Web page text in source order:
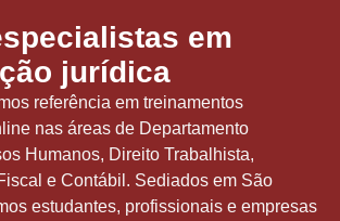
em
jurídica
referência em treinamentos
nas áreas de Departamento
Humanos, Direito Trabalhista,
e Contábil. Sediados em São
estudantes, profissionais e empresas